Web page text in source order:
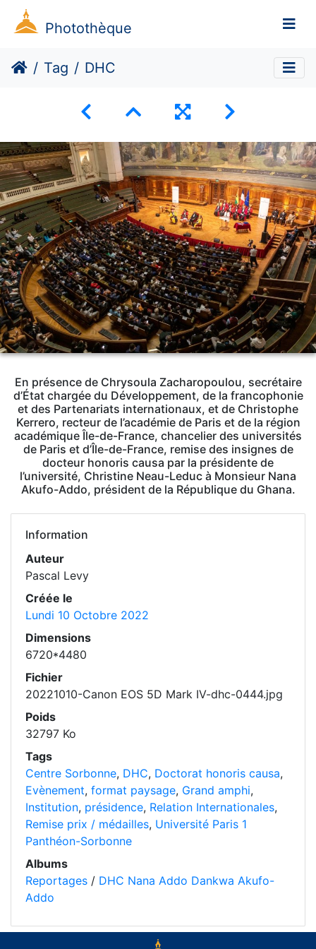
Photothèque
Tag DHC
En présence de Chrysoula Zacharopoulou, secrétaire
d’État chargée du Développement, de la francophonie
et des Partenariats internationaux, et de Christophe
Kerrero, recteur de l’académie de Paris et de la région
académique Île-de-France, chancelier des universités
de Paris et d’Île-de-France, remise des insignes de
docteur honoris causa par la présidente de
l’université, Christine Neau-Leduc à Monsieur Nana
Akufo-Addo, président de la République du Ghana.
Information
Auteur
Pascal Levy
Créée le
Lundi 10 Octobre 2022
Dimensions
6720*4480
Fichier
20221010-Canon EOS 5D Mark IV-dhc-0444.jpg
Poids
32797 Ko
Tags
Centre Sorbonne, DHC, Doctorat honoris causa,
Evènement, format paysage, Grand amphi,
Institution, présidence, Relation Internationales,
Remise prix / médailles, Université Paris 1
Panthéon-Sorbonne
Albums
Reportages / DHC Nana Addo Dankwa Akufo-
Addo